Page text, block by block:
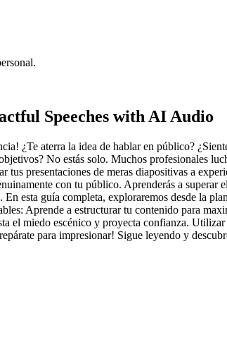
Speeches with AI Audio
¿Te aterra la idea de hablar en público?
No estás solo. Muchos profesionales
tus presentaciones de meras diapositivas a
con tu público. Aprenderás a
esta guía completa, exploraremos desde la
Aprende a estructurar tu contenido para
el miedo escénico y proyecta confianza.
para impresionar! Sigue leyendo y